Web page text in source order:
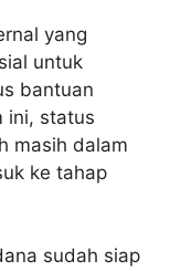
yang
untuk
bantuan
ini, status
masih dalam
ke tahap
sudah siap